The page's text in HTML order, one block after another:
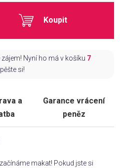
Koupit
Nyní ho má v košíku 7
si!
a
Garance vrácení
peněz
makat! Pokud jste si